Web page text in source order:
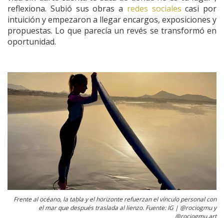
reflexiona. Subió sus obras a redes sociales casi por
intuición y empezaron a llegar encargos, exposiciones y
propuestas. Lo que parecía un revés se transformó en
oportunidad.
Frente al océano, la tabla y el horizonte refuerzan el vínculo personal con
el mar que después traslada al lienzo. Fuente: IG | @rociogmu y
@rociogmu.art